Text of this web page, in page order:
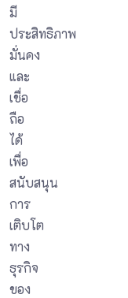
มี
ประสิทธิภาพ
มั่นคง
และ
เชื่อ
ถือ
ได้
เพื่อ
สนับสนุน
การ
เติบโต
ทาง
ธุรกิจ
ของ